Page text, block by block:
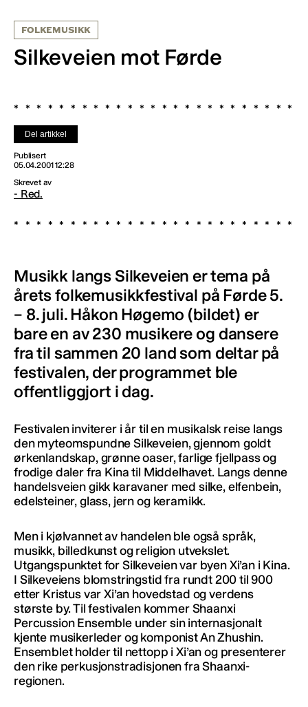
FOLKEMUSIKK
Silkeveien mot Førde
Del artikkel
Publisert
05.04.2001 12:28
Skrevet av
- Red.
Musikk langs Silkeveien er tema på
årets folkemusikkfestival på Førde 5.
– 8. juli. Håkon Høgemo (bildet) er
bare en av 230 musikere og dansere
fra til sammen 20 land som deltar på
festivalen, der programmet ble
offentliggjort i dag.
Festivalen inviterer i år til en musikalsk reise langs
den myteomspundne Silkeveien, gjennom goldt
ørkenlandskap, grønne oaser, farlige fjellpass og
frodige daler fra Kina til Middelhavet. Langs denne
handelsveien gikk karavaner med silke, elfenbein,
edelsteiner, glass, jern og keramikk.
Men i kjølvannet av handelen ble også språk,
musikk, billedkunst og religion utvekslet.
Utgangspunktet for Silkeveien var byen Xi’an i Kina.
I Silkeveiens blomstringstid fra rundt 200 til 900
etter Kristus var Xi’an hovedstad og verdens
største by. Til festivalen kommer Shaanxi
Percussion Ensemble under sin internasjonalt
kjente musikerleder og komponist An Zhushin.
Ensemblet holder til nettopp i Xi’an og presenterer
den rike perkusjonstradisjonen fra Shaanxi-
regionen.